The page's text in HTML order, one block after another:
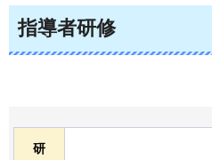
指導者研修
研